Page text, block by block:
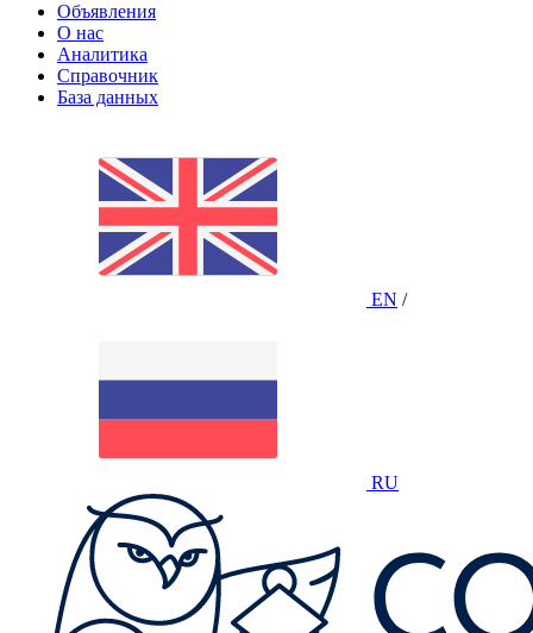
Объявления
О нас
Аналитика
Справочник
База данных
EN /
RU